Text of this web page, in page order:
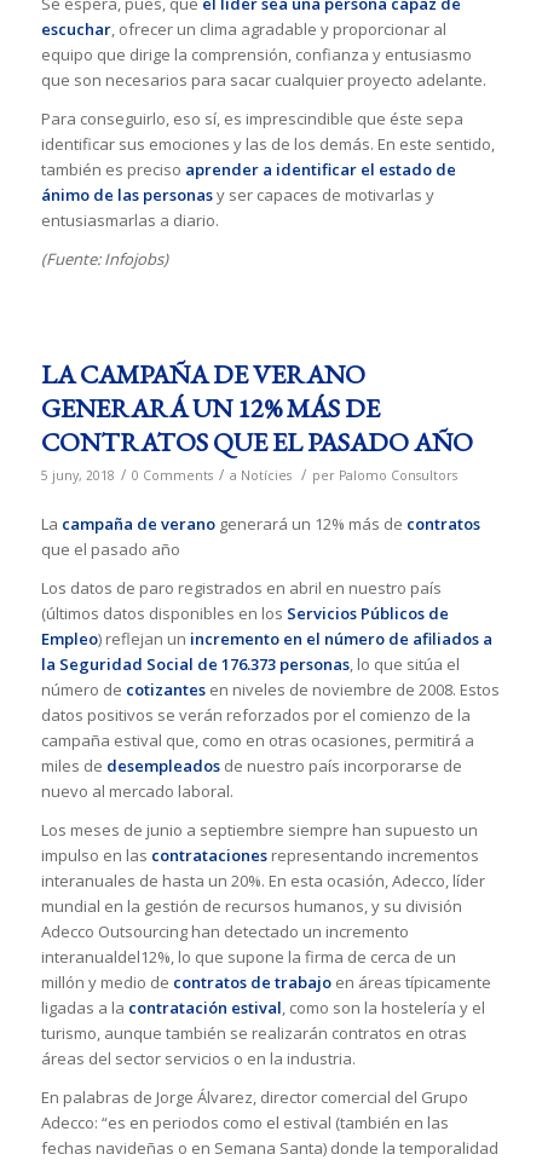
escuchar, ofrecer un clima agradable y proporcionar al
equipo que dirige la comprensión, confianza y entusiasmo
que son necesarios para sacar cualquier proyecto adelante.
Para conseguirlo, eso sí, es imprescindible que éste sepa
identificar sus emociones y las de los demás. En este sentido,
también es preciso aprender a identificar el estado de
ánimo de las personasy ser capaces de motivarlas y
entusiasmarlas a diario.
(Fuente: Infojobs)
LA CAMPAÑA DE VERANO
GENERARÁ UN 12% MÁS DE
CONTRATOS QUE EL PASADO AÑO
5 juny, 2018 / 0 Comments / a Notícies / per Palomo Consultors
La campaña de veranogenerará un 12% más de contratos
que el pasado año
Los datos de paro registrados en abril en nuestro país
(últimos datos disponibles en los Servicios Públicos de
Empleo) reflejan un incremento en el número de afiliados a
la Seguridad Social de 176.373 personas, lo que sitúa el
número de cotizantesen niveles de noviembre de 2008. Estos
datos positivos se verán reforzados por el comienzo de la
campaña estival que, como en otras ocasiones, permitirá a
miles de desempleadosde nuestro país incorporarse de
nuevo al mercado laboral.
Los meses de junio a septiembre siempre han supuesto un
impulso en las contratacionesrepresentando incrementos
interanuales de hasta un 20%. En esta ocasión, Adecco, líder
mundial en la gestión de recursos humanos, y su división
Adecco Outsourcing han detectado un incremento
interanualdel12%, lo que supone la firma de cerca de un
millón y medio de contratos de trabajoen áreas típicamente
ligadas a la contratación estival, como son la hostelería y el
turismo, aunque también se realizarán contratos en otras
áreas del sector servicios o en la industria.
En palabras de Jorge Álvarez, director comercial del Grupo
Adecco: “es en periodos como el estival (también en las
fechas navideñas o en Semana Santa) donde la temporalidad